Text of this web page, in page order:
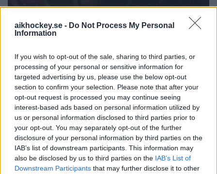
aikhockey.se - Do Not Process My Personal
Information
If you wish to opt-out of the sale, sharing to third parties, or
processing of your personal or sensitive information for
targeted advertising by us, please use the below opt-out
section to confirm your selection. Please note that after your
opt-out request is processed you may continue seeing
interest-based ads based on personal information utilized by
us or personal information disclosed to third parties prior to
your opt-out. You may separately opt-out of the further
disclosure of your personal information by third parties on the
IAB’s list of downstream participants. This information may
also be disclosed by us to third parties on the IAB’s List of
Downstream Participants that may further disclose it to other
AIK Hockey har gått på is för första gången
sedan återsamlingen, hör vad assisterande
tränare, Oliver Styf, Samuel Jonsson och Olli
Vainio säger om första ispasset.